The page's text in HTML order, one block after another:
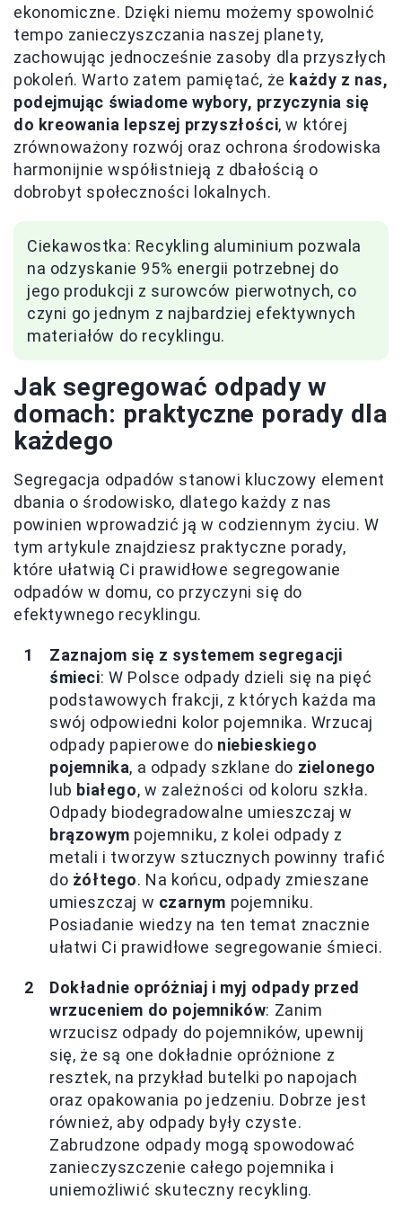
ekonomiczne. Dzięki niemu możemy spowolnić
tempo zanieczyszczania naszej planety,
zachowując jednocześnie zasoby dla przyszłych
pokoleń. Warto zatem pamiętać, że każdy z nas,
podejmując świadome wybory, przyczynia się
do kreowania lepszej przyszłości, w której
zrównoważony rozwój oraz ochrona środowiska
harmonijnie współistnieją z dbałością o
dobrobyt społeczności lokalnych.
Ciekawostka: Recykling aluminium pozwala
na odzyskanie 95% energii potrzebnej do
jego produkcji z surowców pierwotnych, co
czyni go jednym z najbardziej efektywnych
materiałów do recyklingu.
Jak segregować odpady w
domach: praktyczne porady dla
każdego
Segregacja odpadów stanowi kluczowy element
dbania o środowisko, dlatego każdy z nas
powinien wprowadzić ją w codziennym życiu. W
tym artykule znajdziesz praktyczne porady,
które ułatwią Ci prawidłowe segregowanie
odpadów w domu, co przyczyni się do
efektywnego recyklingu.
Zaznajom się z systemem segregacji
śmieci: W Polsce odpady dzieli się na pięć
podstawowych frakcji, z których każda ma
swój odpowiedni kolor pojemnika. Wrzucaj
odpady papierowe do niebieskiego
pojemnika, a odpady szklane do zielonego
lub białego, w zależności od koloru szkła.
Odpady biodegradowalne umieszczaj w
brązowym pojemniku, z kolei odpady z
metali i tworzyw sztucznych powinny trafić
do żółtego. Na końcu, odpady zmieszane
umieszczaj w czarnym pojemniku.
Posiadanie wiedzy na ten temat znacznie
ułatwi Ci prawidłowe segregowanie śmieci.
Dokładnie opróżniaj i myj odpady przed
wrzuceniem do pojemników: Zanim
wrzucisz odpady do pojemników, upewnij
się, że są one dokładnie opróżnione z
resztek, na przykład butelki po napojach
oraz opakowania po jedzeniu. Dobrze jest
również, aby odpady były czyste.
Zabrudzone odpady mogą spowodować
zanieczyszczenie całego pojemnika i
uniemożliwić skuteczny recykling.